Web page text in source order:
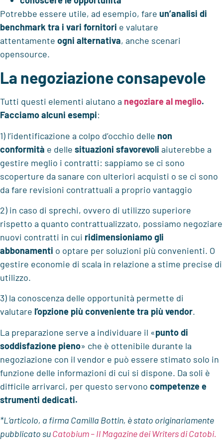
Potrebbe essere utile, ad esempio, fare un’analisi di
benchmark tra i vari fornitori e valutare
attentamente ogni alternativa, anche scenari
opensource.
La negoziazione consapevole
Tutti questi elementi aiutano a negoziare al meglio.
Facciamo alcuni esempi:
1) l’identificazione a colpo d’occhio delle non
conformità e delle situazioni sfavorevoli aiuterebbe a
gestire meglio i contratti: sappiamo se ci sono
scoperture da sanare con ulteriori acquisti o se ci sono
da fare revisioni contrattuali a proprio vantaggio
2) in caso di sprechi, ovvero di utilizzo superiore
rispetto a quanto contrattualizzato, possiamo negoziare
nuovi contratti in cui ridimensioniamo gli
abbonamenti o optare per soluzioni più convenienti. O
gestire economie di scala in relazione a stime precise di
utilizzo.
3) la conoscenza delle opportunità permette di
valutare l’opzione più conveniente tra più vendor.
La preparazione serve a individuare il «punto di
soddisfazione pieno» che è ottenibile durante la
negoziazione con il vendor e può essere stimato solo in
funzione delle informazioni di cui si dispone. Da soli è
difficile arrivarci, per questo servono competenze e
strumenti dedicati.
*L’articolo, a firma Camilla Bottin, è stato originariamente
pubblicato suCatobium – Il Magazine dei Writers di Catobi.